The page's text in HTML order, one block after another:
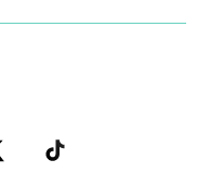
–
WELIFE–